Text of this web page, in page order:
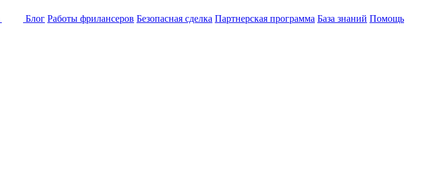
Блог Работы фрилансеров Безопасная сделка Партнерская программа База знаний Помощь